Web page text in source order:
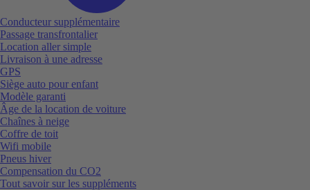
Conducteur supplémentaire
Passage transfrontalier
Location aller simple
Livraison à une adresse
GPS
Siège auto pour enfant
Modèle garanti
Âge de la location de voiture
Chaînes à neige
Coffre de toit
Wifi mobile
Pneus hiver
Compensation du CO2
Tout savoir sur les suppléments